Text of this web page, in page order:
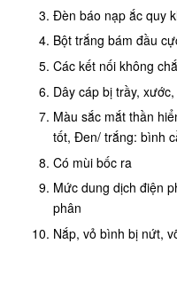
Đèn báo nạp ắc quy
Bột trắng bám đầu
Các kết nối không
Dây cáp bị trầy,
Màu sắc mắt thần
tốt, Đen/ trắng: bình
Có mùi bốc ra
Mức dung dịch điện
phân
Nắp, vỏ bình bị nứt,